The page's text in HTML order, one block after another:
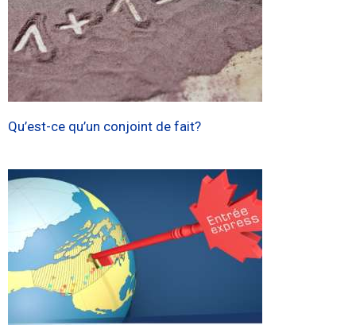
Qu’est-ce qu’un conjoint de fait?